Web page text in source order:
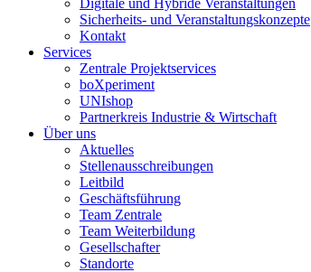
Digitale und Hybride Veranstaltungen
Sicherheits- und Veranstaltungskonzepte
Kontakt
Services
Zentrale Projektservices
boXperiment
UNIshop
Partnerkreis Industrie & Wirtschaft
Über uns
Aktuelles
Stellenausschreibungen
Leitbild
Geschäftsführung
Team Zentrale
Team Weiterbildung
Gesellschafter
Standorte